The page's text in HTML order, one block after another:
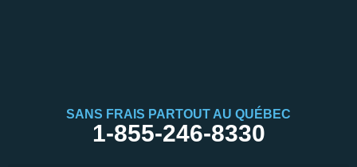
SANS FRAIS PARTOUT AU QUÉBEC
1-855-246-8330